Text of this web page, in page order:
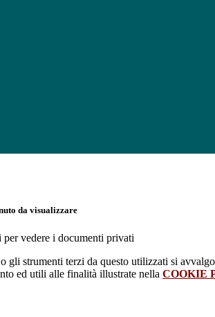
da visualizzare
per vedere i documenti privati
gli strumenti terzi da questo utilizzati si
ed utili alle finalità illustrate nella COOKIE